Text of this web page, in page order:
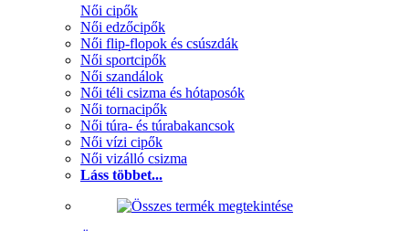
Női cipők
Női edzőcipők
Női flip-flopok és csúszdák
Női sportcipők
Női szandálok
Női téli csizma és hótaposók
Női tornacipők
Női túra- és túrabakancsok
Női vízi cipők
Női vizálló csizma
Láss többet...